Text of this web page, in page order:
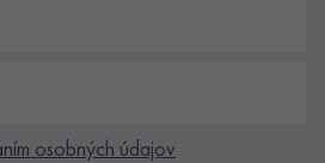
osobných údajov